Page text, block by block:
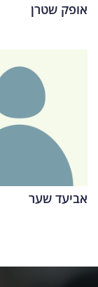
אופק שטרן
אביעד שער